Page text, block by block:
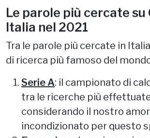
Le parole più cercate su
Italia nel 2021
Tra le parole più cercate in
di ricerca più famoso del
Serie A: il campionato di
tra le ricerche più
considerando il nostro
incondizionato per questo